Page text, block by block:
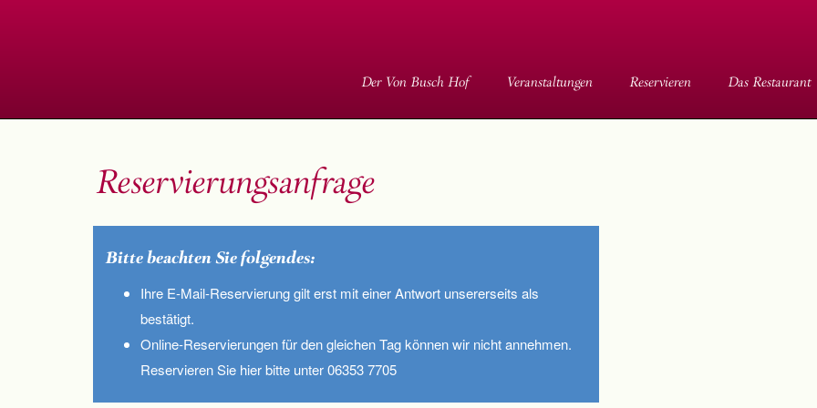
Der Von Busch Hof Veranstaltungen Reservieren Das Restaurant
Reservierungsanfrage
Bitte beachten Sie folgendes:
Ihre E-Mail-Reservierung gilt erst mit einer Antwort unsererseits als
bestätigt.
Online-Reservierungen für den gleichen Tag können wir nicht annehmen.
Reservieren Sie hier bitte unter 06353 7705